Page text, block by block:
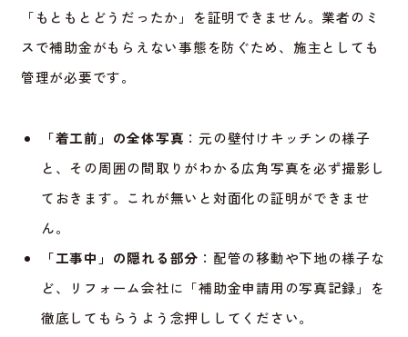
「もともとどうだったか」を証明できません。業者のミ
スで補助金がもらえない事態を防ぐため、施主としても
管理が必要です。
「着工前」の全体写真 ：元の壁付けキッチンの様子
と、その周囲の間取りがわかる広角写真を必ず撮影し
ておきます。これが無いと対面化の証明ができませ
ん。
「工事中」の隠れる部分 ：配管の移動や下地の様子な
ど、リフォーム会社に「補助金申請用の写真記録」を
徹底してもらうよう念押ししてください。